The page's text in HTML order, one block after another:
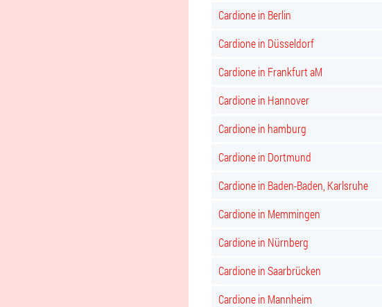
Cardione in Berlin
Cardione in Düsseldorf
Cardione in Frankfurt aM
Cardione in Hannover
Cardione in hamburg
Cardione in Dortmund
Cardione in Baden-Baden, Karlsruhe
Cardione in Memmingen
Cardione in Nürnberg
Cardione in Saarbrücken
Cardione in Mannheim